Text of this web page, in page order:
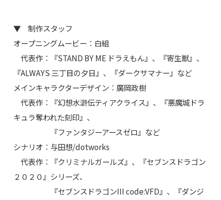
▼ 制作スタッフ
オープニングムービー：白組
代表作：『STAND BY ME ドラえもん』、『寄生獣』、
『ALWAYS 三丁目の夕日』、『ダークサマナー』など
メインキャラクターデザイン：廣岡政樹
代表作：『幻想水滸伝ティアクライス』、『悪魔城ドラ
キュラ奪われた刻印』、
『ファンタジーアースゼロ』など
シナリオ：与田想/dotworks
代表作：『クリミナルガールズ』、『セブンスドラゴン
２０２０』シリーズ、
『セブンスドラゴンIII code:VFD』、『ダンジ